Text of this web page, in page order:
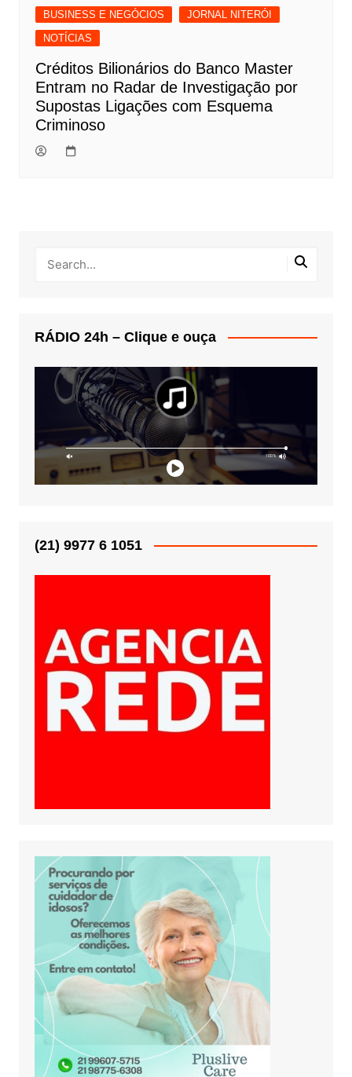
BUSINESS E NEGÓCIOS
JORNAL NITERÓI
NOTÍCIAS
Créditos Bilionários do Banco Master
Entram no Radar de Investigação por
Supostas Ligações com Esquema
Criminoso
RÁDIO 24h – Clique e ouça
(21) 9977 6 1051